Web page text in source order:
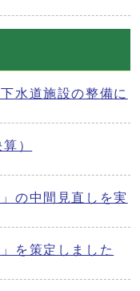
水道施設の整備に
）
の中間見直しを実
を策定しました